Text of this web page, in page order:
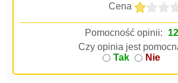
Cena
Pomocność opinii:
12
Czy opinia jest
Tak
Nie